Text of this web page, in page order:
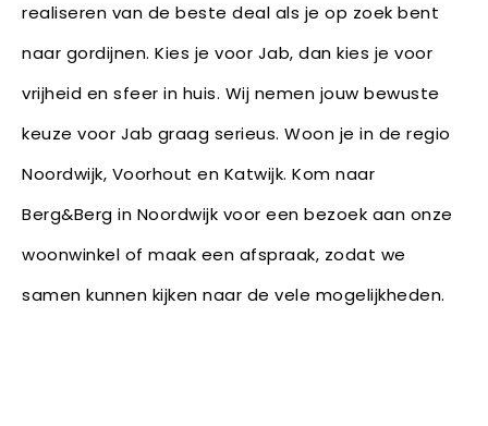
realiseren van de beste deal als je op zoek bent
naar gordijnen. Kies je voor Jab, dan kies je voor
vrijheid en sfeer in huis. Wij nemen jouw bewuste
keuze voor Jab graag serieus. Woon je in de regio
Noordwijk, Voorhout en Katwijk. Kom naar
Berg&Berg in Noordwijk voor een bezoek aan onze
woonwinkel of maak een afspraak, zodat we
samen kunnen kijken naar de vele mogelijkheden.